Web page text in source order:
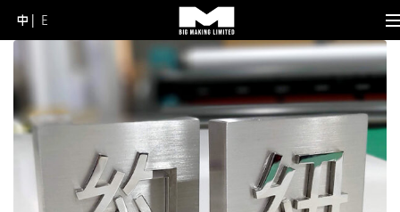
Skip
content
(Press
Enter)
中 E